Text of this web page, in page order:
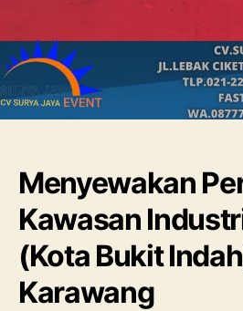
Menyewakan
Kawasan
(Kota Bukit
Karawang